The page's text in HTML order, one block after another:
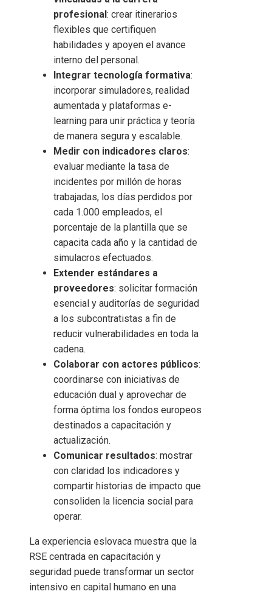
profesional : crear itinerarios
flexibles que certifiquen
habilidades y apoyen el avance
interno del personal.
Integrar tecnología formativa:
incorporar simuladores, realidad
aumentada y plataformas e-
learning para unir práctica y teoría
de manera segura y escalable.
Medir con indicadores claros:
evaluar mediante la tasa de
incidentes por millón de horas
trabajadas, los días perdidos por
cada 1.000 empleados, el
porcentaje de la plantilla que se
capacita cada año y la cantidad de
simulacros efectuados.
Extender estándares a
proveedores: solicitar formación
esencial y auditorías de seguridad
a los subcontratistas a fin de
reducir vulnerabilidades en toda la
cadena.
Colaborar con actores públicos:
coordinarse con iniciativas de
educación dual y aprovechar de
forma óptima los fondos europeos
destinados a capacitación y
actualización.
Comunicar resultados: mostrar
con claridad los indicadores y
compartir historias de impacto que
consoliden la licencia social para
operar.
La experiencia eslovaca muestra que la
RSE centrada en capacitación y
seguridad puede transformar un sector
intensivo en capital humano en una